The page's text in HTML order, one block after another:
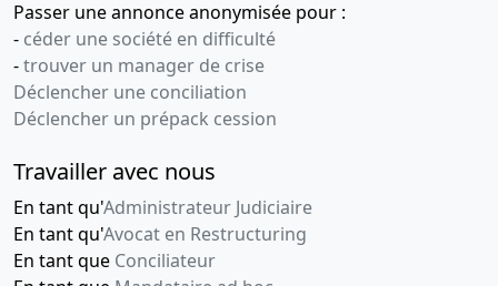
Passer une annonce anonymisée pour :
- céder une société en difficulté
-trouver un manager de crise
Déclencher une conciliation
Déclencher un prépack cession
Travailler avec nous
En tant qu'Administrateur Judiciaire
En tant qu'Avocat en Restructuring
En tant que Conciliateur